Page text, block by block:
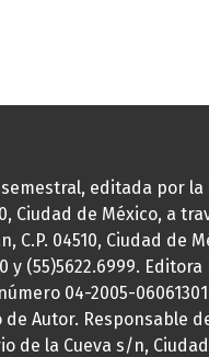
editada por
Ciudad de México, a
04510, Ciudad de
y (55)5622.6999.
04-2005-
Autor. Responsable
de la Cueva s/n,